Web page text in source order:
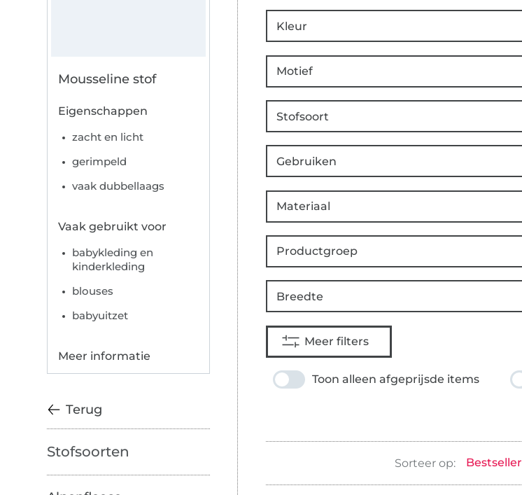
Mousseline stof
Eigenschappen
zacht en licht
gerimpeld
vaak dubbellaags
Vaak gebruikt voor
babykleding en
kinderkleding
blouses
babyuitzet
Meer informatie
Terug
Stofsoorten
Kleur
Motief
Stofsoort
Gebruiken
Materiaal
Productgroep
Breedte
Meer filters
Toon alleen afgeprijsde items
Bestseller